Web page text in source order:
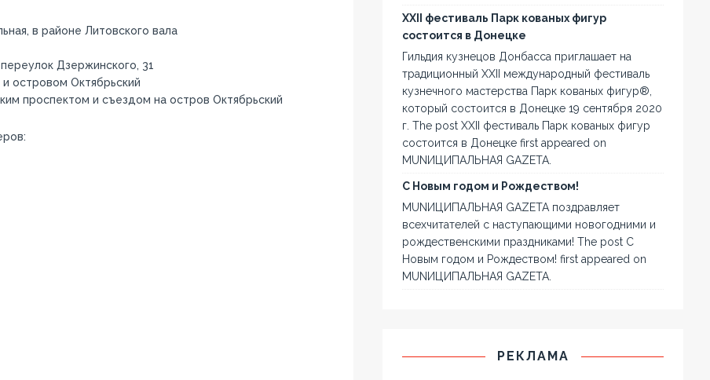
в районе Литовского вала
Дзержинского, 31
островом Октябрьский
проспектом и съездом на остров Октябрьский
XXII фестиваль Парк кованых фигур
состоится в Донецке
Гильдия кузнецов Донбасса приглашает на
традиционный XXII международный фестиваль
кузнечного мастерства Парк кованых фигур®,
который состоится в Донецке 19 сентября 2020
г. The post XXII фестиваль Парк кованых фигур
состоится в Донецке first appeared on
MUNИЦИПАЛЬНАЯ GAZЕТА.
С Новым годом и Рождеством!
MUNИЦИПАЛЬНАЯ GAZЕТА поздравляет
всехчитателей с наступающими новогодними и
рождественскими праздниками! The post С
Новым годом и Рождеством! first appeared on
MUNИЦИПАЛЬНАЯ GAZЕТА.
РЕКЛАМА